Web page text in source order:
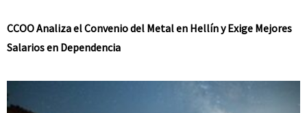
CCOO Analiza el Convenio del Metal en Hellín y Exige Mejores
Salarios en Dependencia